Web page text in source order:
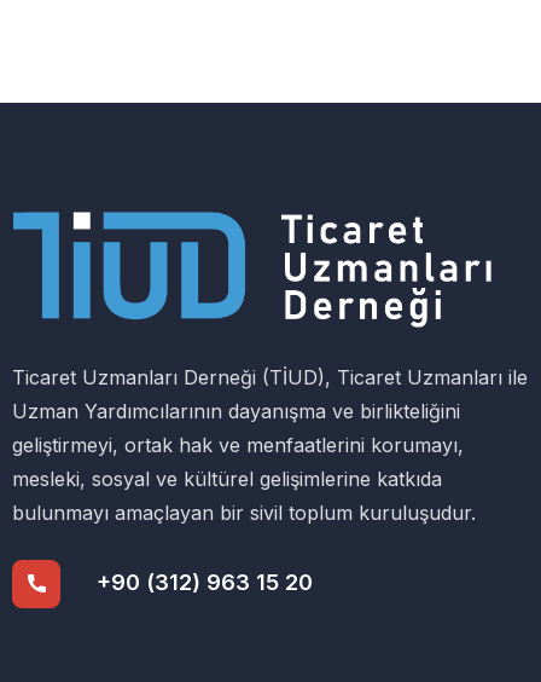
Ticaret Uzmanları Derneği (TİUD), Ticaret Uzmanları ile
Uzman Yardımcılarının dayanışma ve birlikteliğini
geliştirmeyi, ortak hak ve menfaatlerini korumayı,
mesleki, sosyal ve kültürel gelişimlerine katkıda
bulunmayı amaçlayan bir sivil toplum kuruluşudur.
+90 (312) 963 15 20